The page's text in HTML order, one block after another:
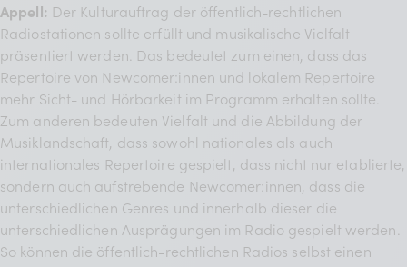
Appell: Der Kulturauftrag der öffentlich-rechtlichen
Radiostationen sollte erfüllt und musikalische Vielfalt
präsentiert werden. Das bedeutet zum einen, dass das
Repertoire von Newcomer:innen und lokalem Repertoire
mehr Sicht- und Hörbarkeit im Programm erhalten sollte.
Zum anderen bedeuten Vielfalt und die Abbildung der
Musiklandschaft, dass sowohl nationales als auch
internationales Repertoire gespielt, dass nicht nur etablierte,
sondern auch aufstrebende Newcomer:innen, dass die
unterschiedlichen Genres und innerhalb dieser die
unterschiedlichen Ausprägungen im Radio gespielt werden.
So können die öffentlich-rechtlichen Radios selbst einen